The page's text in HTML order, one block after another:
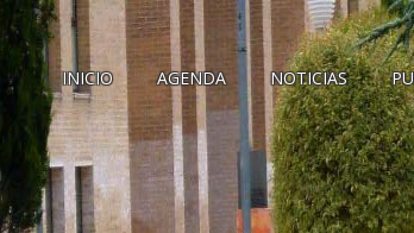
INICIO AGENDA NOTICIAS